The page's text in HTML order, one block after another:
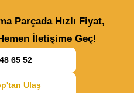
Parçada Hızlı Fiyat,
İletişime Geç!
65 52
Ulaş